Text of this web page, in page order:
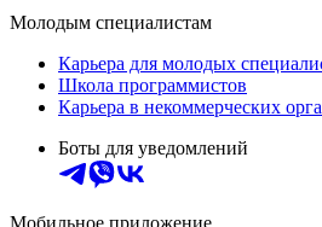
Молодым специалистам
Карьера для молодых
Школа программистов
Карьера в некоммерческих
Боты для уведомлений
Мобильное приложение